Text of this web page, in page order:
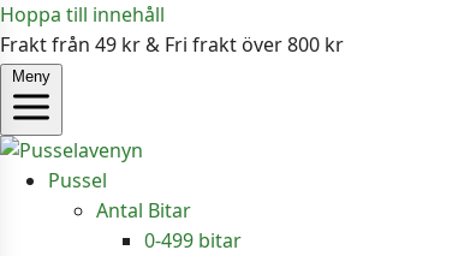
Hoppa till innehåll
Frakt från 49 kr & Fri frakt över 800 kr
Meny
Pussel
Antal Bitar
0-499 bitar